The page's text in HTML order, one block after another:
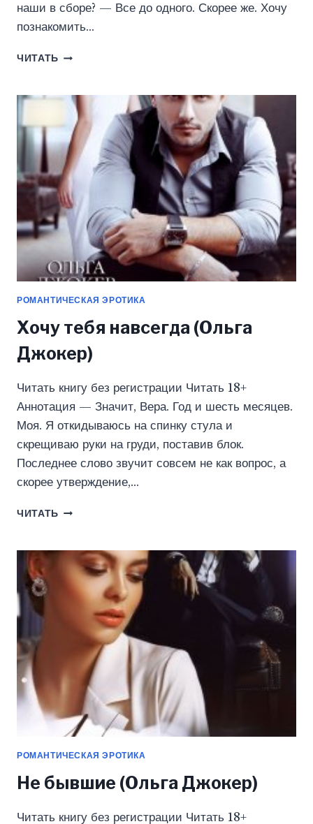
наши в сборе? — Все до одного. Скорее же. Хочу
познакомить…
ЧИТАТЬ ГРЯЗНАЯ
ДЖОКЕР)
РОМАНТИЧЕСКАЯ ЭРОТИКА
Хочу тебя навсегда (Ольга
Джокер)
Читать книгу без регистрации Читать 18+
Аннотация — Значит, Вера. Год и шесть месяцев.
Моя. Я откидываюсь на спинку стула и
скрещиваю руки на груди, поставив блок.
Последнее слово звучит совсем не как вопрос, а
скорее утверждение,…
ЧИТАТЬ ХОЧУ
(ОЛЬГА
ДЖОКЕР)
РОМАНТИЧЕСКАЯ ЭРОТИКА
Не бывшие (Ольга Джокер)
Читать книгу без регистрации Читать 18+